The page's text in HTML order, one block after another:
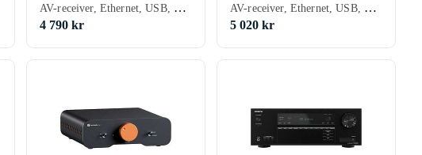
AV-receiver, Ethernet, USB, HDMI, RCA-indgang, Koaksialindgang, Optisk indgang, 7, Spotify Connect, Apple AirPlay 2, Bluetooth, Understøttelse af internetradio, Fjernbetjening, Indbygget Wi-Fi, Multizone (lyd/video flere rum), Indbygget D/A-konverter, Bi-amping
4 790 kr
AV-receiver, Ethernet, USB, HDMI, RCA-indgang, RCA-udgang, Koaksialindgang, Optisk indgang, Phono-indgang, Pre-out, 2, Apple AirPlay, Spotify Connect, Google Cast/Chromecast, Tidal, Deezer, TuneIn, Play-Fi, Apple AirPlay 2, Amazon Music, DLNA, Bluetooth, Understøttelse af internetradio, Fjernbetjening, Indbygget Wi-Fi, Appstyring, Multizone (lyd/video flere rum), Bi-amping
5 020 kr